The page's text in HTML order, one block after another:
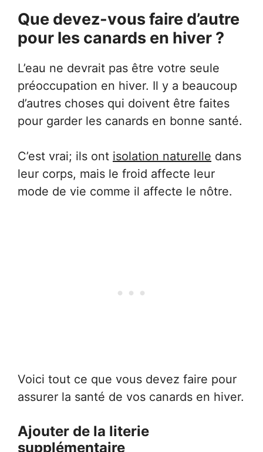
Que devez-vous faire d’autre
pour les canards en hiver ?
L’eau ne devrait pas être votre seule
préoccupation en hiver. Il y a beaucoup
d’autres choses qui doivent être faites
pour garder les canards en bonne santé.
C’est vrai; ils ont isolation naturelle dans
leur corps, mais le froid affecte leur
mode de vie comme il affecte le nôtre.
Voici tout ce que vous devez faire pour
assurer la santé de vos canards en hiver.
Ajouter de la literie
supplémentaire